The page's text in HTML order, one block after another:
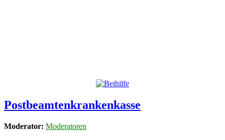
Postbeamtenkrankenkasse
Moderator: Moderatoren